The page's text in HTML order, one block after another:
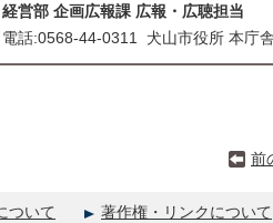
経営部 企画広報課 広報・広聴担当
電話:0568-44-0311 犬山市役所 本庁
前
ついて 著作権・リンクについて